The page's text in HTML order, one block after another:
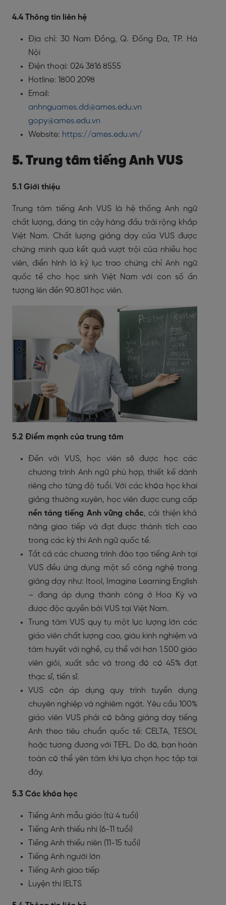
4.4 Thông tin liên hệ
Địa chỉ: 30 Nam Đồng, Q. Đống Đa, TP. Hà
Nội
Điện thoại: 024 3816 8555
Hotline: 1800 2098
Email:
anhnguames.dd@ames.edu.vn
gopy@ames.edu.vn
Website: https://ames.edu.vn/
5. Trung tâm tiếng Anh VUS
5.1 Giới thiệu
Trung tâm tiếng Anh VUS là hệ thống Anh ngữ
chất lượng, đáng tin cậy hàng đầu trải rộng khắp
Việt Nam. Chất lượng giảng dạy của VUS được
chứng minh qua kết quả vượt trội của nhiều học
viên, điển hình là kỷ lục trao chứng chỉ Anh ngữ
quốc tế cho học sinh Việt Nam với con số ấn
tượng lên đến 90.801 học viên.
5.2 Điểm mạnh của trung tâm
Đến với VUS, học viên sẽ được học các
chương trình Anh ngữ phù hợp, thiết kế dành
riêng cho từng độ tuổi. Với các khóa học khai
giảng thường xuyên, học viên được cung cấp
nền tảng tiếng Anh vững chắc, cải thiện khả
năng giao tiếp và đạt được thành tích cao
trong các kỳ thi Anh ngữ quốc tế.
Tất cả các chương trình đào tạo tiếng Anh tại
VUS đều ứng dụng một số công nghệ trong
giảng dạy như: Itool, Imagine Learning English
– đang áp dụng thành công ở Hoa Kỳ và
được độc quyền bởi VUS tại Việt Nam.
Trung tâm VUS quy tụ một lực lượng lớn các
giáo viên chất lượng cao, giàu kinh nghiệm và
tâm huyết với nghề, cụ thể với hơn 1.500 giáo
viên giỏi, xuất sắc và trong đó có 45% đạt
thạc sĩ, tiến sĩ.
VUS còn áp dụng quy trình tuyển dụng
chuyên nghiệp và nghiêm ngặt. Yêu cầu 100%
giáo viên VUS phải có bằng giảng dạy tiếng
Anh theo tiêu chuẩn quốc tế: CELTA, TESOL
hoặc tương đương với TEFL. Do đó, bạn hoàn
toàn có thể yên tâm khi lựa chọn học tập tại
đây.
5.3 Các khóa học
Tiếng Anh mẫu giáo (từ 4 tuổi)
Tiếng Anh thiếu nhi (6-11 tuổi)
Tiếng Anh thiếu niên (11-15 tuổi)
Tiếng Anh người lớn
Tiếng Anh giao tiếp
Luyện thi IELTS